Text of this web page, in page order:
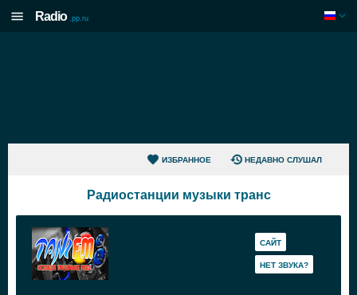
Radio .pp.ru
ИЗБРАННОЕ НЕДАВНО СЛУШАЛ
Радиостанции музыки транс
САЙТ
HЕТ ЗВУКА?